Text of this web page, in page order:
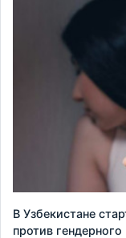
В Узбекистане
против